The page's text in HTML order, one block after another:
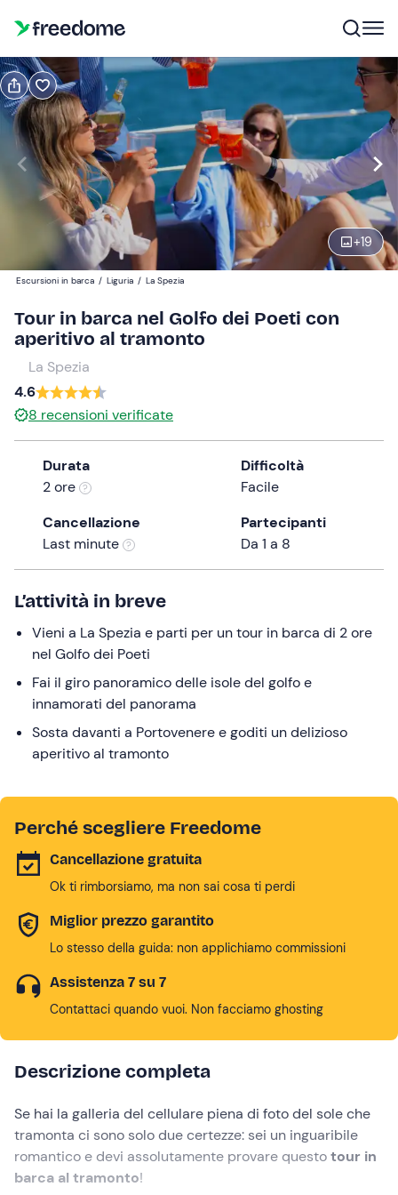
+19
Prenota
Navigate
forward
interact
the
and
select
date.
Press
the
question
mark
keyboard
shortcuts
for
changing
dates.
Modifica
18:30 Modifica
Adulti
75 €
1
Bambini
37,50 €
0
Neonati
0 €
Escursioni in barca / Liguria / La Spezia
Tour in barca nel Golfo dei Poeti con
aperitivo al tramonto
La Spezia
4.6
8 recensioni verificate
Durata
2 ore
Difficoltà
Facile
Cancellazione
Last minute
Partecipanti
Da 1 a 8
L’attività in breve
Vieni a La Spezia e parti per un tour in barca di 2 ore
nel Golfo dei Poeti
Fai il giro panoramico delle isole del golfo e
innamorati del panorama
Sosta davanti a Portovenere e goditi un delizioso
aperitivo al tramonto
Perché scegliere Freedome
Cancellazione gratuita
Ok ti rimborsiamo, ma non sai cosa ti perdi
Miglior prezzo garantito
Lo stesso della guida: non applichiamo commissioni
Assistenza 7 su 7
Contattaci quando vuoi. Non facciamo ghosting
Descrizione completa
Se hai la galleria del cellulare piena di foto del sole che
tramonta ci sono solo due certezze: sei un inguaribile
romantico e devi assolutamente provare questotour in
barca al tramonto!